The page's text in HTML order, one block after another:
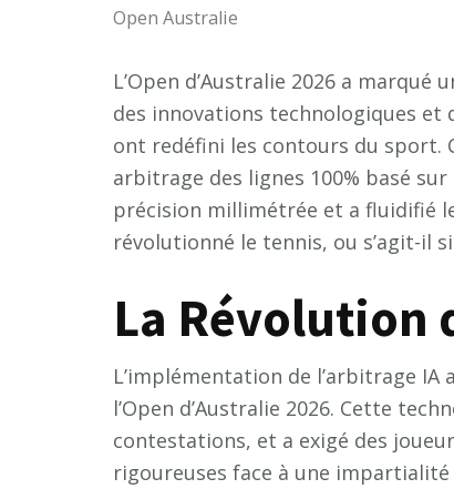
Open Australie
L’Open d’Australie 2026 a
des innovations technologiques
ont redéfini les contours du sport.
arbitrage des lignes 100% basé
précision millimétrée et a fluidifié
révolutionné le tennis, ou s’agit-il
La Révolution
L’implémentation de l’arbitrage
l’Open d’Australie 2026. Cette
contestations, et a exigé des
rigoureuses face à une